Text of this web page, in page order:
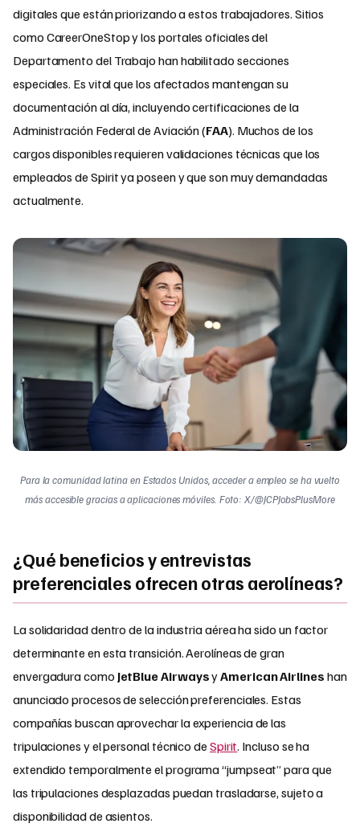
digitales que están priorizando a estos trabajadores. Sitios
como CareerOneStop y los portales oficiales del
Departamento del Trabajo han habilitado secciones
especiales. Es vital que los afectados mantengan su
documentación al día, incluyendo certificaciones de la
Administración Federal de Aviación (FAA). Muchos de los
cargos disponibles requieren validaciones técnicas que los
empleados de Spirit ya poseen y que son muy demandadas
actualmente.
Para la comunidad latina en Estados Unidos, acceder a empleo se ha vuelto
más accesible gracias a aplicaciones móviles. Foto: X/@JCPJobsPlusMore
¿Qué beneficios y entrevistas
preferenciales ofrecen otras aerolíneas?
La solidaridad dentro de la industria aérea ha sido un factor
determinante en esta transición. Aerolíneas de gran
envergadura como JetBlue AirwaysyAmerican Airlines han
anunciado procesos de selección preferenciales. Estas
compañías buscan aprovechar la experiencia de las
tripulaciones y el personal técnico de Spirit. Incluso se ha
extendido temporalmente el programa “jumpseat” para que
las tripulaciones desplazadas puedan trasladarse, sujeto a
disponibilidad de asientos.